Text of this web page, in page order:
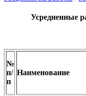
Усредненные
№
п/
п
Наименование